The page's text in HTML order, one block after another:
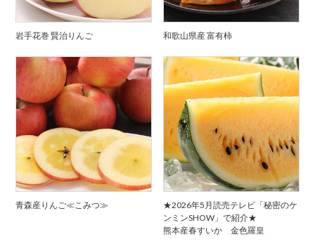
岩手花巻 賢治りんご 和歌山県産 富有柿
青森産りんご≪こみつ≫
★2026年5月読売テレビ「秘密のケ
ンミンSHOW」で紹介★
熊本産春すいか 金色羅皇